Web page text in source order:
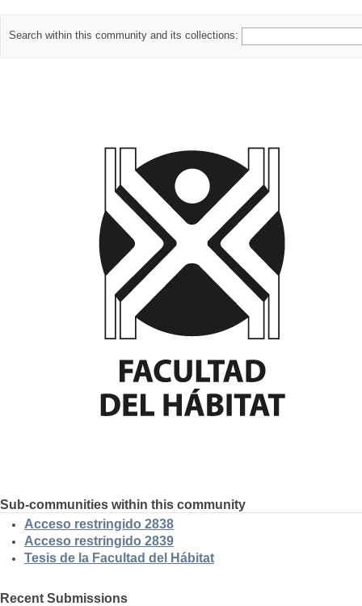
Search within this community and its collections:
Sub-communities within this community
Acceso restringido 2838
Acceso restringido 2839
Tesis de la Facultad del Hábitat
Recent Submissions